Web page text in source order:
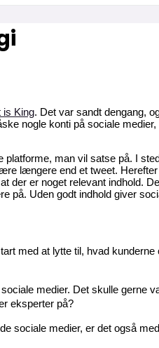
is King. Det var sandt dengang,
nogle konti på sociale
man vil satse på. I
længere end et tweet.
er noget relevant indhold.
på. Uden godt indhold giver
med at lytte til, hvad
medier. Det skulle gerne
eksperter på?
sociale medier, er det også